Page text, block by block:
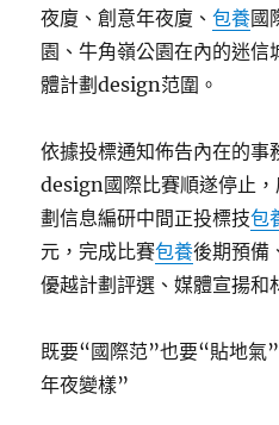
夜廈、創意年夜廈、包養國
園、牛角嶺公園在內的迷
體計劃design范圍。
依據投標通知佈告內在的事
design國際比賽順遂停止
劃信息編研中間正投標技包
元，完成比賽包養後期預備
優越計劃評選、媒體宣揚和
既要“國際范”也要“貼地氣
年夜變樣”